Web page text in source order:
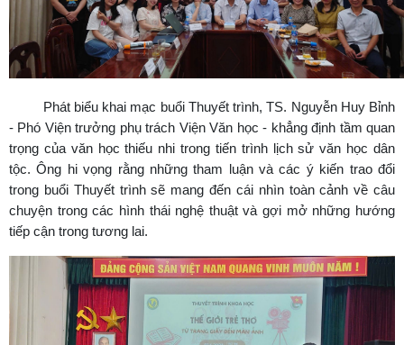
Phát biểu khai mạc buổi Thuyết trình, TS. Nguyễn Huy Bỉnh
- Phó Viện trưởng phụ trách Viện Văn học - khẳng định tầm quan
trọng của văn học thiếu nhi trong tiến trình lịch sử văn học dân
tộc. Ông hi vọng rằng những tham luận và các ý kiến trao đổi
trong buổi Thuyết trình sẽ mang đến cái nhìn toàn cảnh về câu
chuyện trong các hình thái nghệ thuật và gợi mở những hướng
tiếp cận trong tương lai.